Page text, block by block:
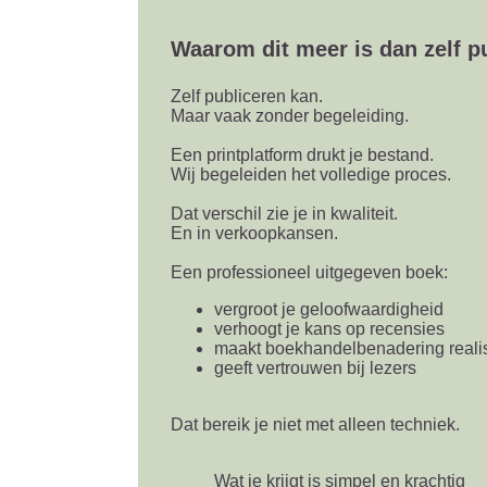
Waarom dit meer is dan zelf
Zelf publiceren kan.
Maar vaak zonder begeleiding.
Een printplatform drukt je bestand.
Wij begeleiden het volledige proces.
Dat verschil zie je in kwaliteit.
En in verkoopkansen.
Een professioneel uitgegeven boek:
vergroot je geloofwaardigheid
verhoogt je kans op recensies
maakt boekhandelbenadering
geeft vertrouwen bij lezers
Dat bereik je niet met alleen techniek.
Wat je krijgt is simpel en krachtig